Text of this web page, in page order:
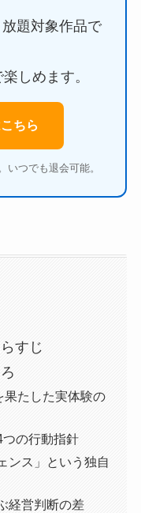
放題対象作品で
しめます。
ちら
つでも退会可能。
すじ
たした実体験の
の行動指針
ンス」という独自
経営判断の差